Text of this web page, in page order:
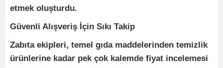
etmek oluşturdu.
Güvenli Alışveriş İçin Sıkı Takip
Zabıta ekipleri, temel gıda maddelerinden temizlik
ürünlerine kadar pek çok kalemde fiyat incelemesi